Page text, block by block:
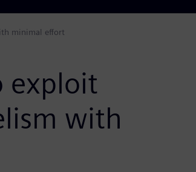
minimal effort
exploit
with